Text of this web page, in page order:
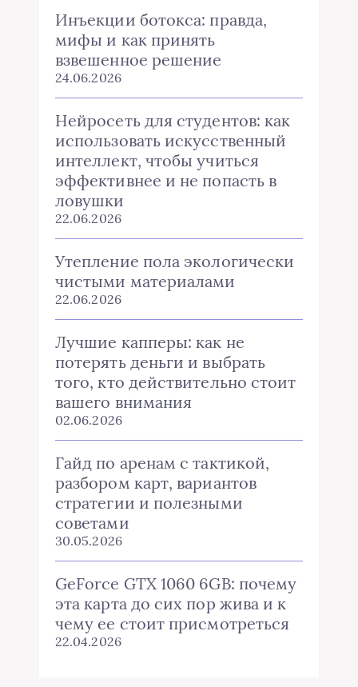
Инъекции ботокса: правда,
мифы и как принять
взвешенное решение
24.06.2026
Нейросеть для студентов: как
использовать искусственный
интеллект, чтобы учиться
эффективнее и не попасть в
ловушки
22.06.2026
Утепление пола экологически
чистыми материалами
22.06.2026
Лучшие капперы: как не
потерять деньги и выбрать
того, кто действительно стоит
вашего внимания
02.06.2026
Гайд по аренам с тактикой,
разбором карт, вариантов
стратегии и полезными
советами
30.05.2026
GeForce GTX 1060 6GB: почему
эта карта до сих пор жива и к
чему ее стоит присмотреться
22.04.2026